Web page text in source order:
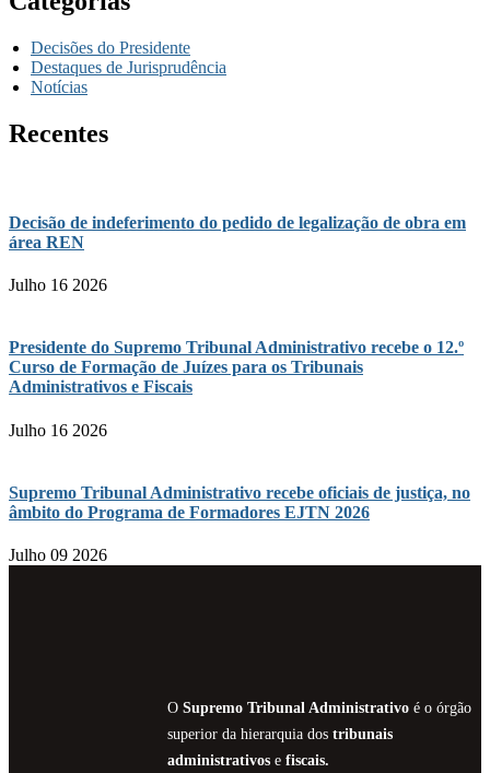
Decisões do Presidente
Destaques de Jurisprudência
Notícias
Recentes
Decisão de indeferimento do pedido de legalização de obra em
área REN
Julho 16 2026
Presidente do Supremo Tribunal Administrativo recebe o 12.º
Curso de Formação de Juízes para os Tribunais
Administrativos e Fiscais
Julho 16 2026
Supremo Tribunal Administrativo recebe oficiais de justiça, no
âmbito do Programa de Formadores EJTN 2026
Julho 09 2026
O Supremo Tribunal Administrativoé o órgão
superior da hierarquia dos tribunais
administrativose fiscais.